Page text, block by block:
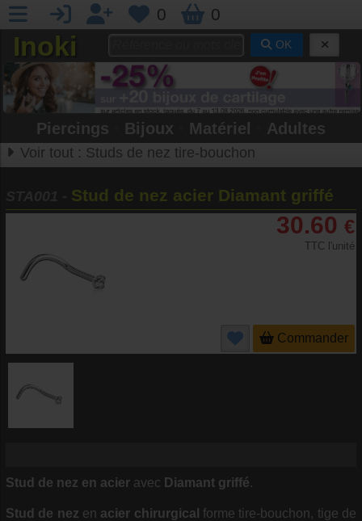
0 0
Inoki OK
Piercings Bijoux Matériel Adultes
Voir tout : Studs de nez tire-bouchon
Stud de nez acier Diamant griffé
30.60 €
TTC l'unité
Commander
Stud de nez en acier avec Diamant griffé.
Stud de nez en acier chirurgical forme tire-bouchon, tige de